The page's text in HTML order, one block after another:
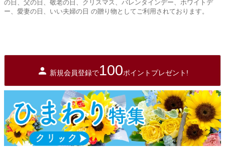
の日、父の日、敬老の日、クリスマス、バレンタインデー、ホワイトデ
ー、愛妻の日、いい夫婦の日 の贈り物としてご利用されております。
新規会員登録で100ポイントプレゼント!